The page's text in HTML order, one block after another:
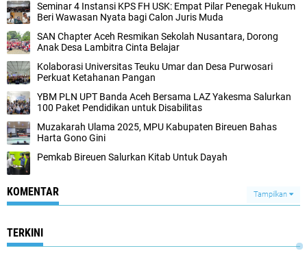
Seminar 4 Instansi KPS FH USK: Empat Pilar Penegak Hukum
Beri Wawasan Nyata bagi Calon Juris Muda
SAN Chapter Aceh Resmikan Sekolah Nusantara, Dorong
Anak Desa Lambitra Cinta Belajar
Kolaborasi Universitas Teuku Umar dan Desa Purwosari
Perkuat Ketahanan Pangan
YBM PLN UPT Banda Aceh Bersama LAZ Yakesma Salurkan
100 Paket Pendidikan untuk Disabilitas
Muzakarah Ulama 2025, MPU Kabupaten Bireuen Bahas
Harta Gono Gini
Pemkab Bireuen Salurkan Kitab Untuk Dayah
KOMENTAR Tampilkan
TERKINI